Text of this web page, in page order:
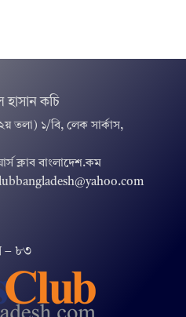
কচি
তলা) ১/বি, লেক সার্কাস,
ক্লাব বাংলাদেশ.কম
– ৮৩